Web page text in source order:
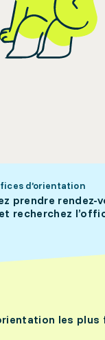
d’orientation
prendre rendez-
recherchez
les plus